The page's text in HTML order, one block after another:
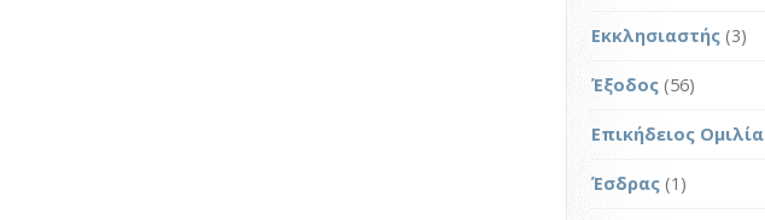
Εκκλησιαστής (3)
Έξοδος (56)
Επικήδειος Ομιλία
Έσδρας (1)